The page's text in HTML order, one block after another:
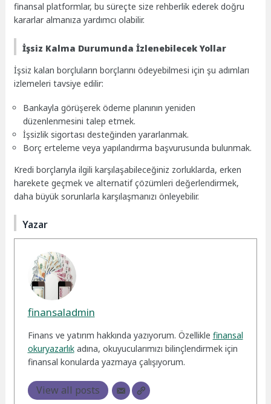
finansal platformlar, bu süreçte size rehberlik ederek doğru
kararlar almanıza yardımcı olabilir.
İşsiz Kalma Durumunda İzlenebilecek Yollar
İşsiz kalan borçluların borçlarını ödeyebilmesi için şu adımları
izlemeleri tavsiye edilir:
Bankayla görüşerek ödeme planının yeniden
düzenlenmesini talep etmek.
İşsizlik sigortası desteğinden yararlanmak.
Borç erteleme veya yapılandırma başvurusunda bulunmak.
Kredi borçlarıyla ilgili karşılaşabileceğiniz zorluklarda, erken
harekete geçmek ve alternatif çözümleri değerlendirmek,
daha büyük sorunlarla karşılaşmanızı önleyebilir.
Yazar
finansaladmin
Finans ve yatırım hakkında yazıyorum. Özellikle finansal
okuryazarlıkadına, okuyucularımızı bilinçlendirmek için
finansal konularda yazmaya çalışıyorum.
View all posts